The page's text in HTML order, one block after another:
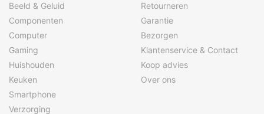
Beeld & Geluid
Componenten
Computer
Gaming
Huishouden
Keuken
Smartphone
Verzorging
Retourneren
Garantie
Bezorgen
Klantenservice & Contact
Koop advies
Over ons